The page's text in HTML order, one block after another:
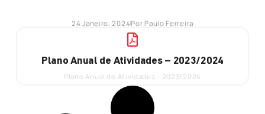
24 Janeiro, 2024Por Paulo Ferreira
Plano Anual de Atividades – 2023/2024
Plano Anual de Atividades - 2023/2024